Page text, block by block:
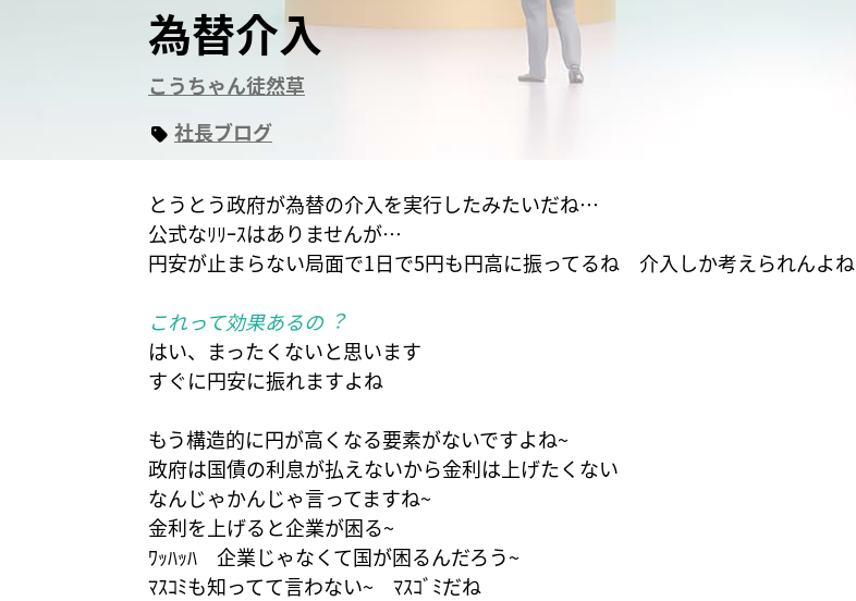
為替介入
こうちゃん徒然草
社長ブログ
とうとう政府が為替の介入を実行したみたいだね…
公式なﾘﾘｰｽはありませんが…
円安が止まらない局面で1日で5円も円高に振ってるね 介入しか考えられんよね
これって効果あるの︖
はい、まったくないと思います
すぐに円安に振れますよね
もう構造的に円が高くなる要素がないですよね~
政府は国債の利息が払えないから金利は上げたくない
なんじゃかんじゃ言ってますね~
金利を上げると企業が困る~
ﾜｯﾊｯﾊ 企業じゃなくて国が困るんだろう~
ﾏｽｺﾐも知ってて言わない~ ﾏｽｺﾞﾐだね